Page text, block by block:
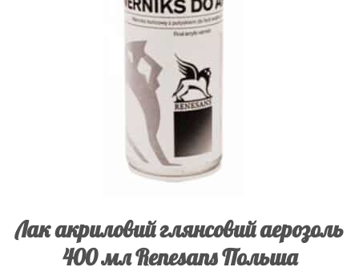
Лак акриловий глянсовий аерозоль
400 мл Renesans Польша